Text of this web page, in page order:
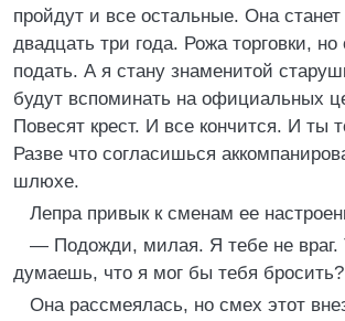
пройдут и все остальные. Она
двадцать три года. Рожа торговки,
подать. А я стану знаменитой
будут вспоминать на официальных
Повесят крест. И все кончится. И ты
Разве что согласишься
шлюхе.
Лепра привык к сменам ее
— Подожди, милая. Я тебе не враг.
думаешь, что я мог бы тебя бросить?
Она рассмеялась, но смех этот